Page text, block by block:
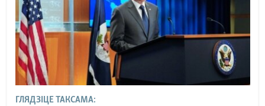
ГЛЯДЗІЦЕ ТАКСАМА: